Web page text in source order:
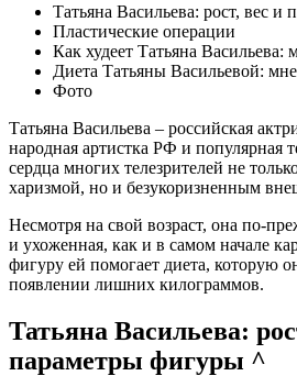
Татьяна Васильева: рост, вес и
Пластические операции
Как худеет Татьяна
Диета Татьяны Васильевой:
Фото
Татьяна Васильева – российская
народная артистка РФ и популярная
сердца многих телезрителей не
харизмой, но и безукоризненным
Несмотря на свой возраст, она по-
и ухоженная, как и в самом начале
фигуру ей помогает диета, которую
появлении лишних килограммов.
Татьяна Васильева:
параметры фигуры ^